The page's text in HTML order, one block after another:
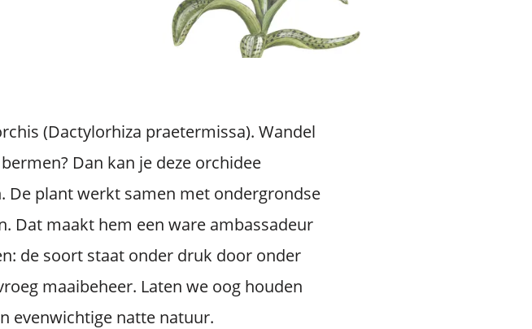
(Dactylorhiza praetermissa). Wandel
Dan kan je deze orchidee
plant werkt samen met ondergrondse
Dat maakt hem een ware ambassadeur
de soort staat onder druk door onder
maaibeheer. Laten we oog houden
evenwichtige natte natuur.